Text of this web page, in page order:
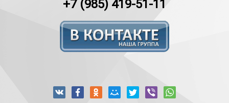
+7 (985) 419-51-11